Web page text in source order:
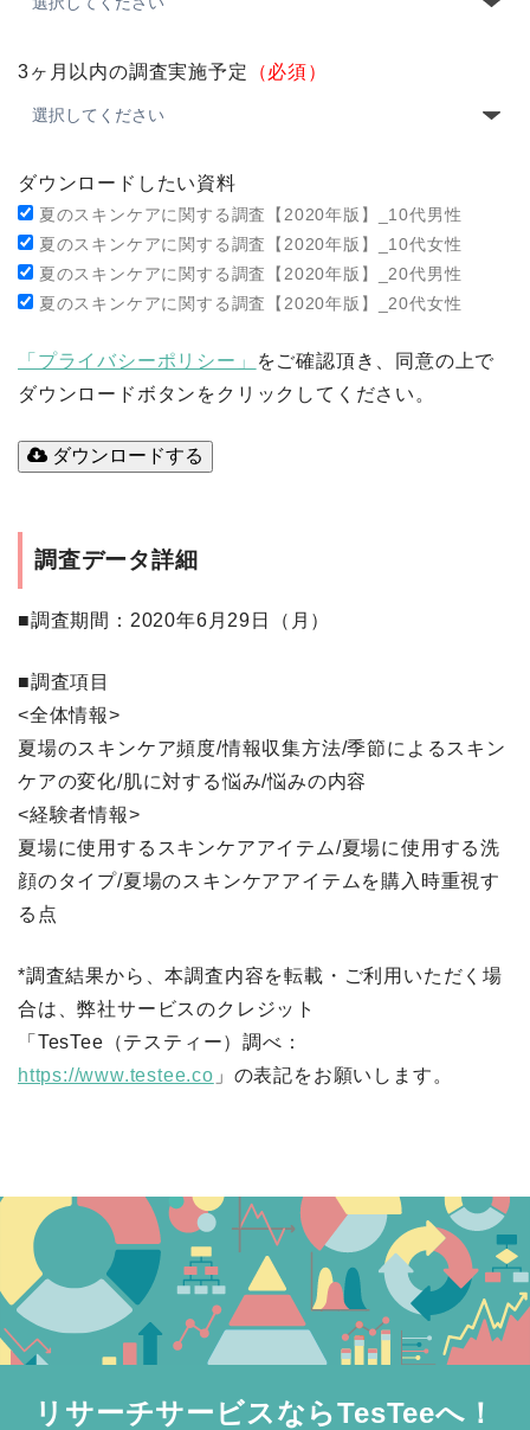
3ヶ月以内の調査実施予定 （必須）
ダウンロードしたい資料
夏のスキンケアに関する調査【2020年版】_10代男性
夏のスキンケアに関する調査【2020年版】_10代女性
夏のスキンケアに関する調査【2020年版】_20代男性
夏のスキンケアに関する調査【2020年版】_20代女性
「プライバシーポリシー」
をご確認頂き、同意の上で
ダウンロードボタンをクリックしてください。
ダウンロードする
調査データ詳細
■調査期間 ：2020年6月29日（月）
■調査項目
<全体情報>
夏場のスキンケア頻度/情報収集方法/季節によるスキン
ケアの変化/肌に対する悩み/悩みの内容
<経験者情報>
夏場に使用するスキンケアアイテム/夏場に使用する洗
顔のタイプ/夏場のスキンケアアイテムを購入時重視す
る点
*調査結果から、本調査内容を転載・ご利用いただく場
合は、弊社サービスのクレジット
「TesTee（テスティー）調べ：
https://www.testee.co 」の表記をお願いします。
リサーチサービスならTesTeeへ！